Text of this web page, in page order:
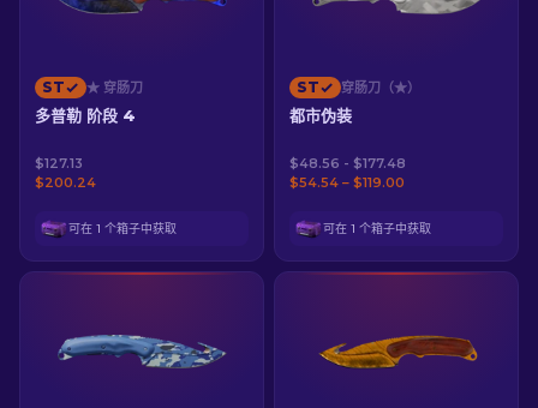
ST ★ 穿肠刀
多普勒 阶段 4
$127.13
$200.24
可在 1 个箱子中获取
ST 穿肠刀（★）
都市伪装
$48.56 - $177.48
$54.54 – $119.00
可在 1 个箱子中获取